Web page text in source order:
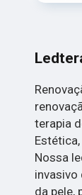
terapia
Nossa
invasivo
da pele,